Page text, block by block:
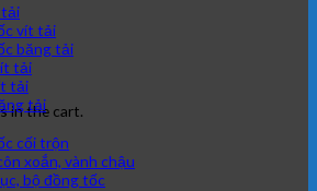
in the cart.
vít tải
băng tải
tải
tải
tải
cối trộn
xoắn, vành chậu
bộ đồng tốc